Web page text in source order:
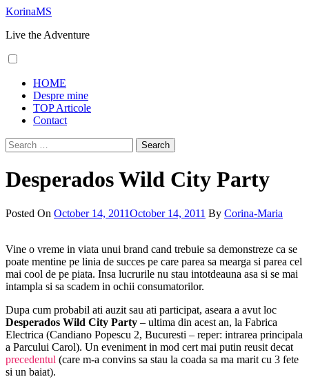
Skip
content
KorinaMS
Live the Adventure
Menu
HOME
Despre mine
TOP Articole
Contact
Search
for:
Desperados Wild City Party
Posted On October 14, 2011October 14, 2011 By Corina-Maria
Vine o vreme in viata unui brand cand trebuie sa demonstreze ca se
poate mentine pe linia de succes pe care parea sa mearga si parea cel
mai cool de pe piata. Insa lucrurile nu stau intotdeauna asa si se mai
intampla si sa scadem in ochii consumatorilor.
Dupa cum probabil ati auzit sau ati participat, aseara a avut loc
Desperados Wild City Party – ultima din acest an, la Fabrica
Electrica (Candiano Popescu 2, Bucuresti – reper: intrarea principala
a Parcului Carol). Un eveniment in mod cert mai putin reusit decat
precedentul (care m-a convins sa stau la coada sa ma marit cu 3 fete
si un baiat).